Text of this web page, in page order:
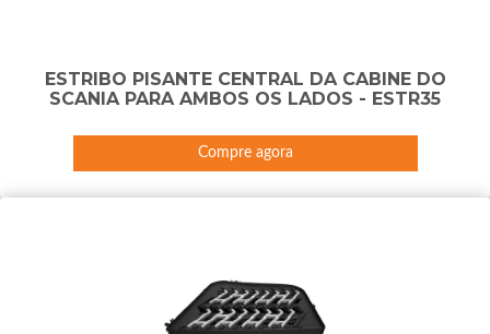
ESTRIBO PISANTE CENTRAL DA CABINE DO
SCANIA PARA AMBOS OS LADOS - ESTR35
Compre agora